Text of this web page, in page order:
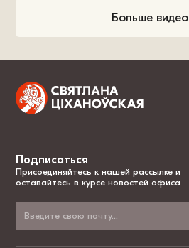
Больше видео
Подписаться
Присоединяйтесь к нашей рассылке и
оставайтесь в курсе новостей офиса